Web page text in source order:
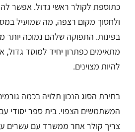
כתוספת לקולר ראשי גדול. אפשר
ולחסוך מקום רצפה, מה שמועיל
בפינות. התפוקה שלהם נמוכה יותר
מתאימים כפתרון יחיד למוסד גדול,
להיות מצוינים.
בחירת הסוג הנכון תלויה בכמה
המשתמשים הצפוי. בית ספר יסודי
צריך קולר אחר ממשרד עם עשרים